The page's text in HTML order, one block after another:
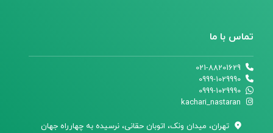
تماس با ما
021-88201629
0999-1029990
0999-1029990
kachari_nastaran
تهران،‌ میدان ونک، اتوبان حقانی، نرسیده به چهارراه جهان